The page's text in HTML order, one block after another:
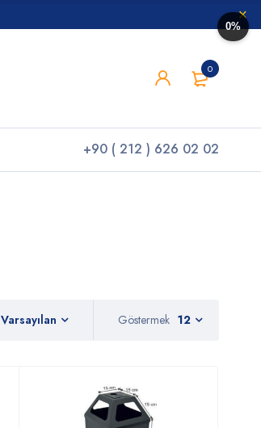
0
+90 ( 212 ) 626 02 02
Varsayılan Göstermek 12
0%